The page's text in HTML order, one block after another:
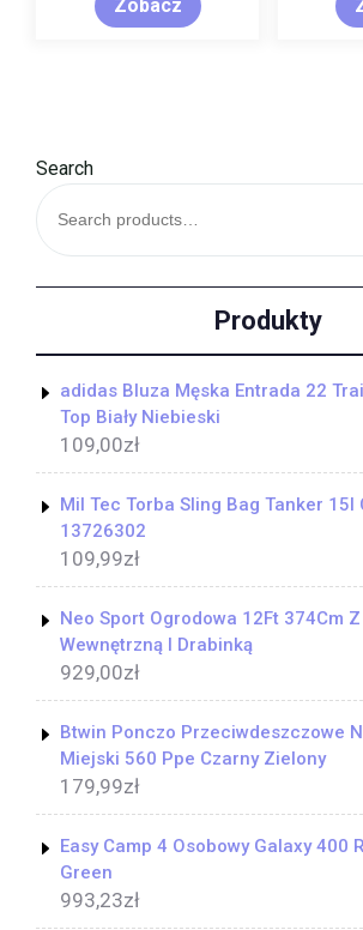
Zobacz
Search
Produkty
adidas Bluza Męska Entrada 22
Top Biały Niebieski
109,00zł
Mil Tec Torba Sling Bag Tanker 15l
13726302
109,99zł
Neo Sport Ogrodowa 12Ft 374Cm
Wewnętrzną I Drabinką
929,00zł
Btwin Ponczo Przeciwdeszczowe
Miejski 560 Ppe Czarny Zielony
179,99zł
Easy Camp 4 Osobowy Galaxy 400
Green
993,23zł